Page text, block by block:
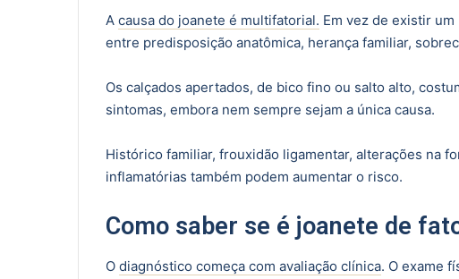
A causa do joanete é multifatorial. Em vez de existir
entre predisposição anatômica, herança familiar,
Os calçados apertados, de bico fino ou salto alto,
sintomas, embora nem sempre sejam a única causa.
Histórico familiar, frouxidão ligamentar, alterações na
inflamatórias também podem aumentar o risco.
Como saber se é joanete de
O diagnóstico começa com avaliação clínica. O exame